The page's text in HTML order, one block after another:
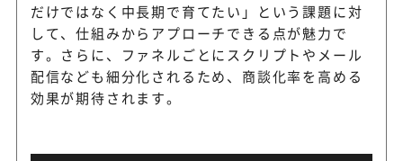
だけではなく中長期で育てたい」という課題に対
して、仕組みからアプローチできる点が魅力で
す。さらに、ファネルごとにスクリプトやメール
配信なども細分化されるため、商談化率を高める
効果が期待されます。